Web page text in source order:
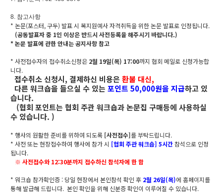
8. 참고사항
* 논문(포스터, 구두) 발표 시 복지원예사 자격취득을 위한 논문 발표로 인정됩니다.
(공동발표자 중 1인 이상은 반드시 사전등록을 해주시기 바랍니다.)
* 논문 발표에 관한 안내는 공지사항 참고
* 사전접수자의 접수취소신청은 2월 19일(목) 17:00까지 협회 메일로 신청가능합
니다.
접수취소 신청시, 결제하신 비용은 환불 대신,
다른 워크숍을 들으실 수 있는 포인트 50,000원을 지급하고 있
습니다.
(협회 포인트는 협회 주관 워크숍과 논문집 구매등에 사용하실
수 있습니다. )
* 행사의 원활한 준비를 위하여 되도록 [사전접수]를 부탁드립니다.
* 사전 또는 현장접수하여 행사에 참가 시 [협회 주관 워크숍] 5시간참석으로 인정
됩니다.
※ 사전접수와 12:30분까지 접수하신 참석자에 한 함
* 워크숍 참가확인증 : 당일 현장에서 본인참석 확인 후 2월 26일(목)에 홈페이지를
통해 발급해 드립니다. 본인 확인을 위해 신분증 확인이 이루어질 수 있습니다.